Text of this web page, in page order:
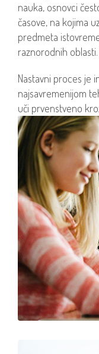
nauka, osnovci
časove, na kojima
predmeta
raznorodnih oblasti.
Nastavni proces je
najsavremenijom
uči prvenstveno